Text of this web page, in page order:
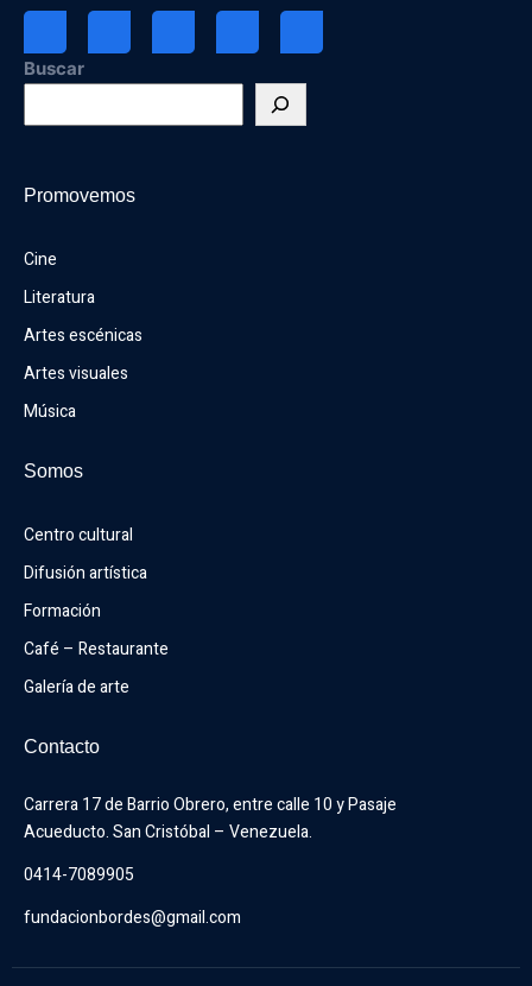
Buscar
Promovemos
Cine
Literatura
Artes escénicas
Artes visuales
Música
Somos
Centro cultural
Difusión artística
Formación
Café – Restaurante
Galería de arte
Contacto
Carrera 17 de Barrio Obrero, entre calle 10 y Pasaje
Acueducto. San Cristóbal – Venezuela.
0414-7089905
fundacionbordes@gmail.com